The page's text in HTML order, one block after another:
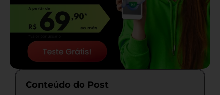
Conteúdo do Post